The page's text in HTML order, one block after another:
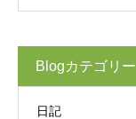
Blogカテゴリー
日記